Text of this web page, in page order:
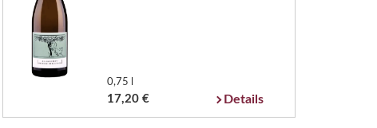
0,75 l
17,20 € Details